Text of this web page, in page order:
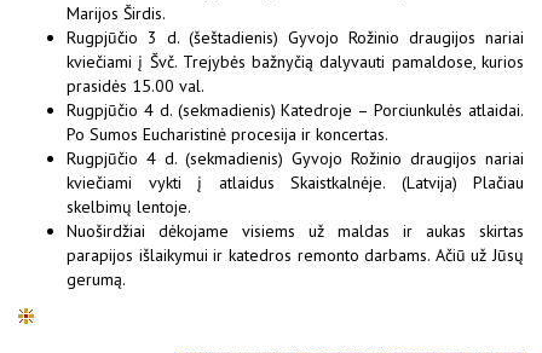
Marijos Širdis.
Rugpjūčio 3 d. (šeštadienis) Gyvojo Rožinio draugijos nariai
kviečiami į Švč. Trejybės bažnyčią dalyvauti pamaldose, kurios
prasidės 15.00 val.
Rugpjūčio 4 d. (sekmadienis) Katedroje – Porciunkulės atlaidai.
Po Sumos Eucharistinė procesija ir koncertas.
Rugpjūčio 4 d. (sekmadienis) Gyvojo Rožinio draugijos nariai
kviečiami vykti į atlaidus Skaistkalnėje. (Latvija) Plačiau
skelbimų lentoje.
Nuoširdžiai dėkojame visiems už maldas ir aukas skirtas
parapijos išlaikymui ir katedros remonto darbams. Ačiū už Jūsų
gerumą.